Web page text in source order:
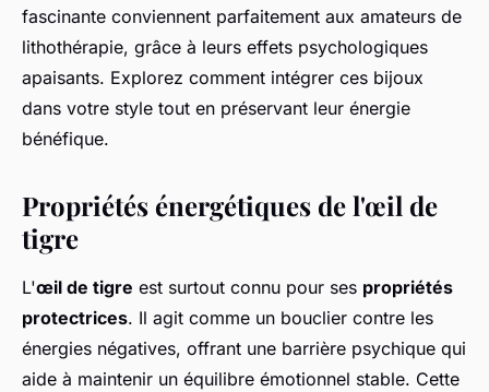
fascinante conviennent parfaitement aux amateurs de
lithothérapie, grâce à leurs effets psychologiques
apaisants. Explorez comment intégrer ces bijoux
dans votre style tout en préservant leur énergie
bénéfique.
Propriétés énergétiques de l'œil de
tigre
L'œil de tigre est surtout connu pour ses propriétés
protectrices. Il agit comme un bouclier contre les
énergies négatives, offrant une barrière psychique qui
aide à maintenir un équilibre émotionnel stable. Cette